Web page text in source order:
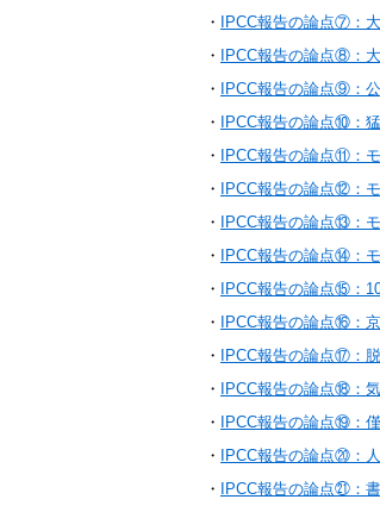
・
IPCC報告の論点⑦：
・
IPCC報告の論点⑧：
・
IPCC報告の論点⑨：
・
IPCC報告の論点⑩：
・
IPCC報告の論点⑪：
・
IPCC報告の論点⑫：
・
IPCC報告の論点⑬：
・
IPCC報告の論点⑭：
・
IPCC報告の論点⑮：
・
IPCC報告の論点⑯：
・
IPCC報告の論点⑰：
・
IPCC報告の論点⑱：
・
IPCC報告の論点⑲：
・
IPCC報告の論点⑳：
・
IPCC報告の論点㉑：